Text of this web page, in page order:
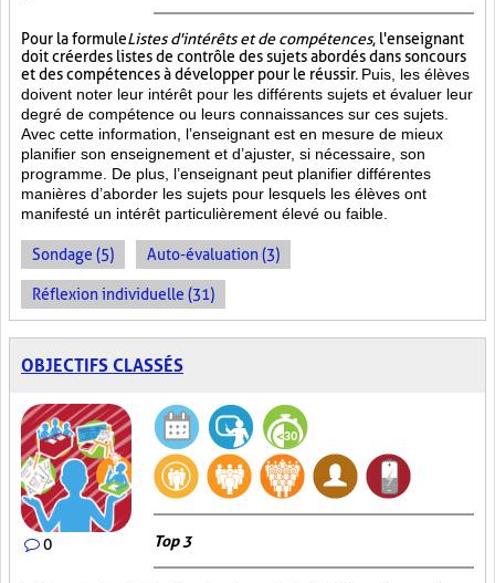
Pour la formuleListes d'intérêts et de compétences, l'enseignant
doit créer des listes de contrôle des sujets abordés dans son cours
et des compétences à développer pour le réussir. Puis, les élèves
doivent noter leur intérêt pour les différents sujets et évaluer leur
degré de compétence ou leurs connaissances sur ces sujets.
Avec cette information, l’enseignant est en mesure de mieux
planifier son enseignement et d’ajuster, si nécessaire, son
programme. De plus, l’enseignant peut planifier différentes
manières d’aborder les sujets pour lesquels les élèves ont
manifesté un intérêt particulièrement élevé ou faible.
Sondage (5) Auto-évaluation (3)
Réflexion individuelle (31)
OBJECTIFS CLASSÉS
0 Top 3